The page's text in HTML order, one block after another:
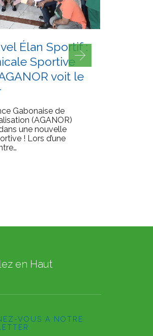
Élan Sportif :
Sportive
voit le
Gabonaise de
(AGANOR)
une nouvelle
! Lors d’une
en Haut
VOUS A NOTRE